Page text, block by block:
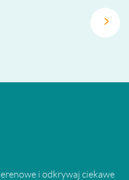
i odkrywaj ciekawe